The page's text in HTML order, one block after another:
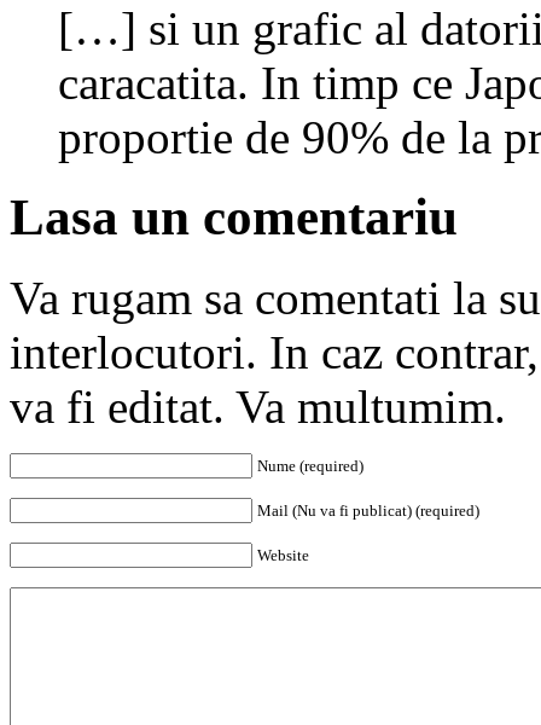
[…] si un grafic al
caracatita. In timp ce
proportie de 90% de la
Lasa un comentariu
Va rugam sa comentati la
interlocutori. In caz
va fi editat. Va multumim.
Nume (required)
Mail (Nu va fi publicat) (required)
Website